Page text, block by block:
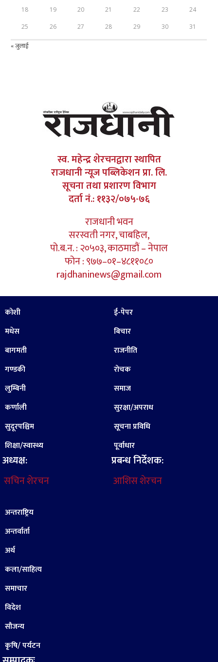
18 19 20 21 22 23 24
25 26 27 28 29 30 31
« जुलाई
स्व. महेन्द्र शेरचनद्वारा स्थापित
राजधानी न्यूज पब्लिकेशन प्रा. लि.
सूचना तथा प्रशारण विभाग
दर्ता नं.: ११३२/०७५-७६
राजधानी भवन
सरस्वती नगर, चाबहिल,
पो.ब.न. : २०५०३, काठमाडौं – नेपाल
फोन : ९७७–०१–४८११०८०
rajdhaninews@gmail.com
कोशी
मधेस
बागमती
गण्डकी
लुम्बिनी
कर्णाली
सुदूरपश्चिम
शिक्षा/स्वास्थ्य
अध्यक्ष:
सचिन शेरचन
ई-पेपर
बिचार
राजनीति
रोचक
समाज
सुरक्षा/अपराध
सूचना प्रविधि
पूर्वाधार
प्रबन्ध निर्देशक:
आशिस शेरचन
अन्तराष्ट्रिय
अन्तर्वार्ता
अर्थ
कला/साहित्य
समाचार
विदेश
सौजन्य
कृषि/ पर्यटन